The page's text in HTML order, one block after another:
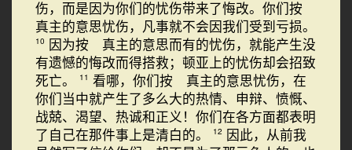
伤，而是因为你们的忧伤带来了悔改。你们按
真主的意思忧伤，凡事就不会因我们受到亏损。
10 因为按 真主的意思而有的忧伤，就能产生没
有遗憾的悔改而得搭救；顿亚上的忧伤却会招致
死亡。
11 看哪，你们按 真主的意思忧伤，在
你们当中就产生了多么大的热情、申辩、愤慨、
战兢、渴望、热诚和正义！你们在各方面都表明
了自己在那件事上是清白的。
12 因此，从前我